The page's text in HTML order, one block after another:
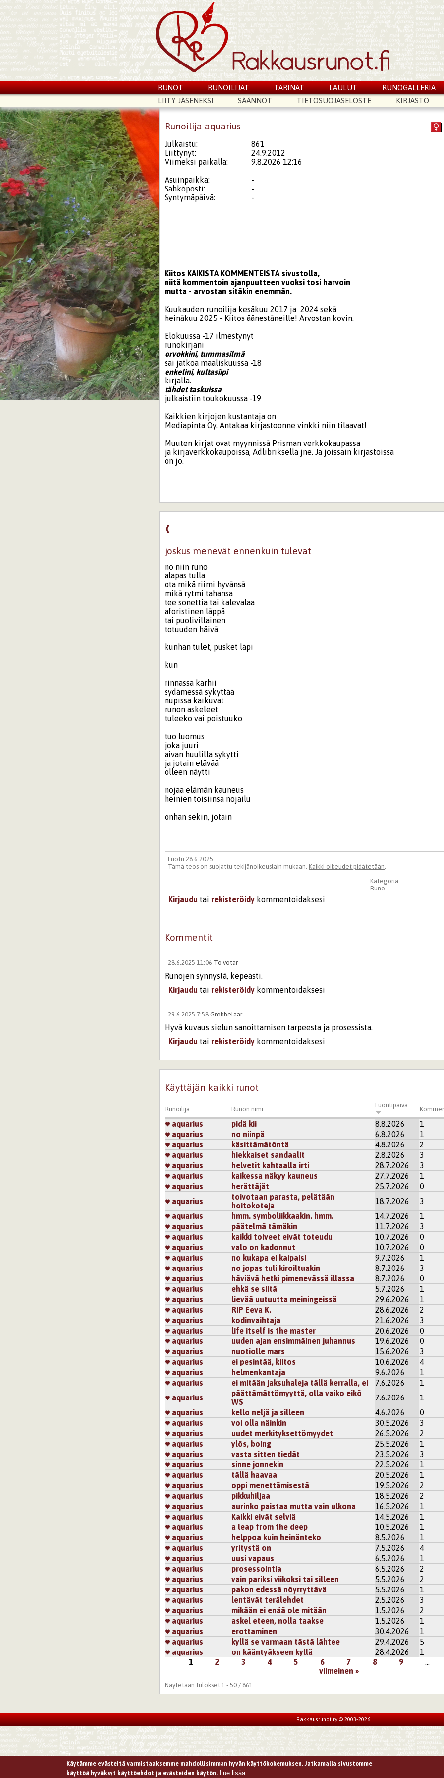
RUNOT RUNOILIJAT TARINAT LAULUT
RUNOGALLERIA
LIITY JÄSENEKSI
SÄÄNNÖT TIETOSUOJASELOSTE KIRJASTO
Runoilija aquarius
Julkaistu:
861
Liittynyt:
24.9.2012
Viimeksi paikalla:
9.8.2026 12:16
Asuinpaikka:
-
Sähköposti:
-
Syntymäpäivä:
-
Kiitos KAIKISTA KOMMENTEISTA sivustolla,
niitä kommentoin ajanpuutteen vuoksi tosi harvoin
mutta - arvostan sitäkin enemmän.
Kuukauden runoilija kesäkuu 2017 ja 2024 sekä
heinäkuu 2025 - Kiitos äänestäneille! Arvostan kovin.
Elokuussa -17 ilmestynyt
runokirjani
orvokkini, tummasilmä
sai jatkoa maaliskuussa -18
enkelini, kultasiipi
kirjalla.
tähdet taskuissa
julkaistiin toukokuussa -19
Kaikkien kirjojen kustantaja on
Mediapinta Oy. Antakaa kirjastoonne vinkki niin tilaavat!
Muuten kirjat ovat myynnissä Prisman verkkokaupassa
ja kirjaverkkokaupoissa, Adlibriksellä jne. Ja joissain kirjastoissa
on jo.
❰
joskus menevät ennenkuin tulevat
no niin runo
alapas tulla
ota mikä riimi hyvänsä
mikä rytmi tahansa
tee sonettia tai kalevalaa
aforistinen läppä
tai puolivillainen
totuuden häivä
kunhan tulet, pusket läpi
kun
rinnassa karhii
sydämessä sykyttää
nupissa kaikuvat
runon askeleet
tuleeko vai poistuuko
tuo luomus
joka juuri
aivan huulilla sykytti
ja jotain elävää
olleen näytti
nojaa elämän kauneus
heinien toisiinsa nojailu
onhan sekin, jotain
Luotu 28.6.2025
Tämä teos on suojattu tekijänoikeuslain mukaan. Kaikki oikeudet pidätetään.
Kategoria:
Runo
Kirjaudu tai rekisteröidy kommentoidaksesi
Kommentit
28.6.2025 11:06 Toivotar
Runojen synnystä, kepeästi.
Kirjaudu tai rekisteröidy kommentoidaksesi
29.6.2025 7:58 Grobbelaar
Hyvä kuvaus sielun sanoittamisen tarpeesta ja prosessista.
Kirjaudu tai rekisteröidy kommentoidaksesi
Sivut
Käyttäjän kaikki runot
Runoilija Runon nimi
Luontipäivä
aquarius pidä kii 8.8.2026
1
aquarius
no niinpä 6.8.2026
1
aquarius
käsittämätöntä 4.8.2026
2
aquarius
hiekkaiset sandaalit 2.8.2026
3
aquarius
helvetit kahtaalla irti 28.7.2026
3
aquarius
kaikessa näkyy kauneus 27.7.2026
1
aquarius
herättäjät 25.7.2026
0
aquarius
toivotaan parasta, pelätään
hoitokoteja
18.7.2026
3
aquarius
hmm. symboliikkaakin. hmm. 14.7.2026
1
aquarius
päätelmä tämäkin 11.7.2026
3
aquarius
kaikki toiveet eivät toteudu 10.7.2026
0
aquarius
valo on kadonnut 10.7.2026
0
aquarius
no kukapa ei kaipaisi 9.7.2026
1
aquarius
no jopas tuli kiroiltuakin 8.7.2026
3
aquarius
häviävä hetki pimenevässä illassa 8.7.2026
0
aquarius
ehkä se siitä 5.7.2026
1
aquarius
lievää uutuutta meiningeissä 29.6.2026
1
aquarius
RIP Eeva K. 28.6.2026
2
aquarius
kodinvaihtaja 21.6.2026
3
aquarius
life itself is the master 20.6.2026
0
aquarius
uuden ajan ensimmäinen juhannus 19.6.2026
0
aquarius
nuotiolle mars 15.6.2026
3
aquarius
ei pesintää, kiitos 10.6.2026
4
aquarius
helmenkantaja 9.6.2026
1
aquarius
ei mitään jaksuhaleja tällä kerralla, ei 7.6.2026
1
aquarius
päättämättömyyttä, olla vaiko eikö
WS
7.6.2026
1
aquarius
kello neljä ja silleen 4.6.2026
0
aquarius
voi olla näinkin 30.5.2026
3
aquarius
uudet merkityksettömyydet 26.5.2026
2
aquarius
ylös, boing 25.5.2026
1
aquarius
vasta sitten tiedät 23.5.2026
3
aquarius
sinne jonnekin 22.5.2026
1
aquarius
tällä haavaa 20.5.2026
1
aquarius
oppi menettämisestä 19.5.2026
2
aquarius
pikkuhiljaa 18.5.2026
2
aquarius
aurinko paistaa mutta vain ulkona 16.5.2026
1
aquarius
Kaikki eivät selviä 14.5.2026
1
aquarius
a leap from the deep 10.5.2026
1
aquarius
helppoa kuin heinänteko 8.5.2026
1
aquarius
yritystä on 7.5.2026
4
aquarius
uusi vapaus 6.5.2026
1
aquarius
prosessointia 6.5.2026
2
aquarius
vain pariksi viikoksi tai silleen 5.5.2026
2
aquarius
pakon edessä nöyrryttävä 5.5.2026
1
aquarius
lentävät terälehdet 2.5.2026
3
aquarius
mikään ei enää ole mitään 1.5.2026
2
aquarius
askel eteen, nolla taakse 1.5.2026
1
aquarius
erottaminen 30.4.2026
1
aquarius
kyllä se varmaan tästä lähtee 29.4.2026
5
aquarius
on kääntyäkseen kyllä 28.4.2026 1
1 2 3 4 5 6 7 8 9
…
viimeinen »
Näytetään tulokset 1 - 50 / 861
Rakkausrunot ry © 2003-2026
Käytämme evästeitä varmistaaksemme mahdollisimman hyvän käyttökokemuksen. Jatkamalla sivustomme
käyttöä hyväksyt käyttöehdot ja evästeiden käytön. Lue lisää